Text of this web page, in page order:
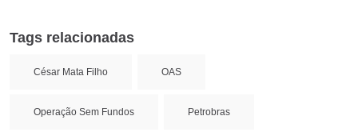
Tags relacionadas
César Mata Filho OAS
Operação Sem Fundos Petrobras